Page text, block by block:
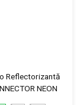
Reflectorizantă
NEON